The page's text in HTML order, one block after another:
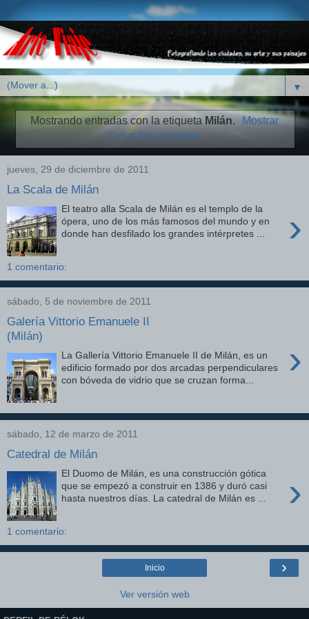
▼
Mostrando entradas con la etiqueta Milán. Mostrar
todas las entradas
jueves, 29 de diciembre de 2011
La Scala de Milán
›
El teatro alla Scala de Milán es el templo de la
ópera, uno de los más famosos del mundo y en
donde han desfilado los grandes intérpretes ...
1 comentario:
sábado, 5 de noviembre de 2011
Galería Vittorio Emanuele II
(Milán)
›
La Gallería Vittorio Emanuele II de Milán, es un
edificio formado por dos arcadas perpendiculares
con bóveda de vidrio que se cruzan forma...
sábado, 12 de marzo de 2011
Catedral de Milán
›
El Duomo de Milán, es una construcción gótica
que se empezó a construir en 1386 y duró casi
hasta nuestros días. La catedral de Milán es ...
1 comentario:
›
Inicio
Ver versión web